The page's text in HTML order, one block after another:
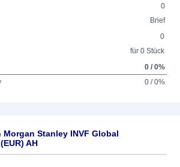
0
Brief
0
für 0 Stück
0 / 0%
0 / 0%
Stanley INVF Global
AH